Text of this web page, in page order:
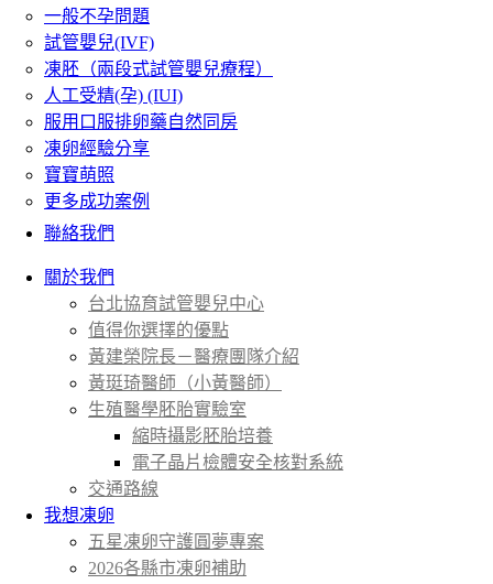
一般不孕問題
試管嬰兒(IVF)
凍胚（兩段式試管嬰兒療程）
人工受精(孕) (IUI)
服用口服排卵藥自然同房
凍卵經驗分享
寶寶萌照
更多成功案例
聯絡我們
關於我們
台北協育試管嬰兒中心
值得你選擇的優點
黃建榮院長－醫療團隊介紹
黃珽琦醫師（小黃醫師）
生殖醫學胚胎實驗室
縮時攝影胚胎培養
電子晶片檢體安全核對系統
交通路線
我想凍卵
五星凍卵守護圓夢專案
2026各縣市凍卵補助